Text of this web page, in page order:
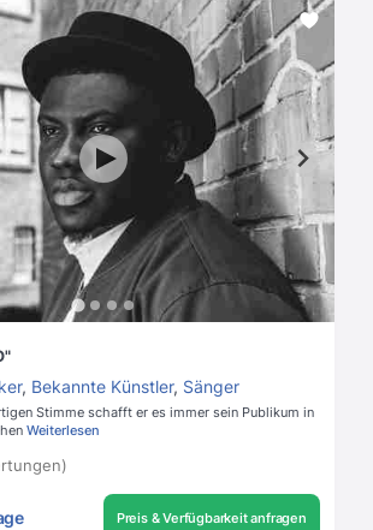
, Bekannte Künstler, Sänger
Stimme schafft er es immer sein Publikum in
Weiterlesen
Preis & Verfügbarkeit anfragen